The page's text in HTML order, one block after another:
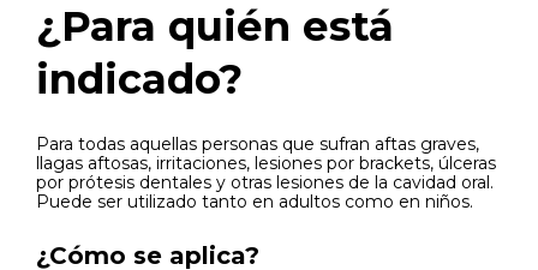
¿Para quién está
indicado?
Para todas aquellas personas que sufran aftas graves,
llagas aftosas, irritaciones, lesiones por brackets, úlceras
por prótesis dentales y otras lesiones de la cavidad oral.
Puede ser utilizado tanto en adultos como en niños.
¿Cómo se aplica?